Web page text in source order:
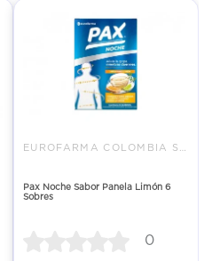
Pax Noche Sabor Panela Limón 6
Sobres
0